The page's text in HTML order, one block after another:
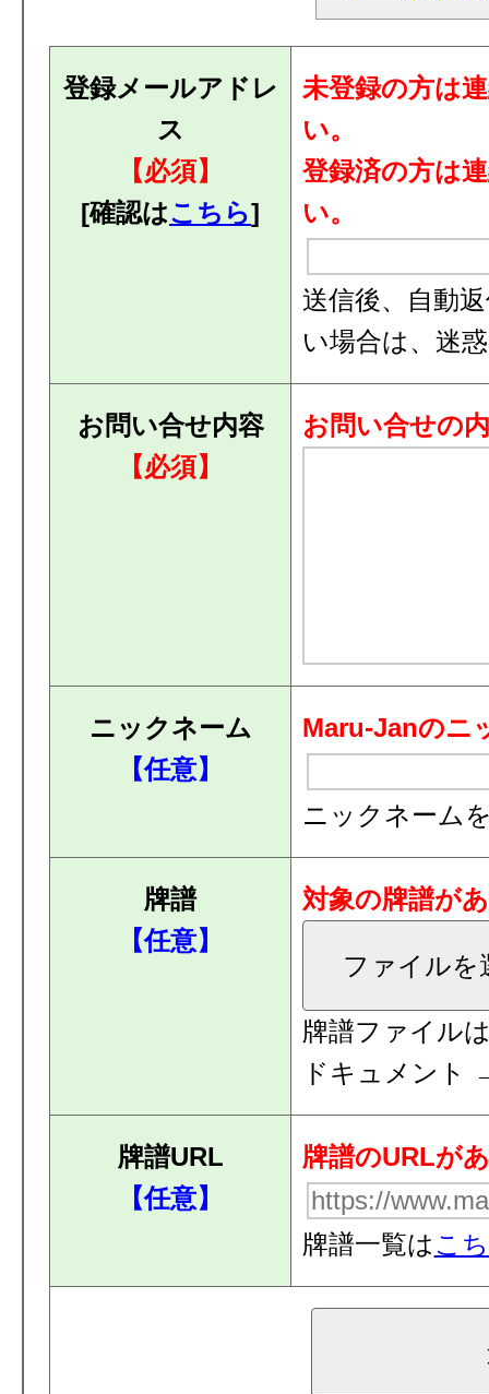
登録メールアドレ
ス
【必須】
[確認はこちら]
未登録の方は
い。
登録済の方は
い。
送信後、自動
い場合は、迷
お問い合せ内容
【必須】
お問い合せの
ニックネーム
【任意】
Maru-Janのニ
ニックネーム
牌譜
【任意】
対象の牌譜が
ファイルを
牌譜ファイル
ドキュメント
牌譜URL
【任意】
牌譜のURLが
牌譜一覧はこ